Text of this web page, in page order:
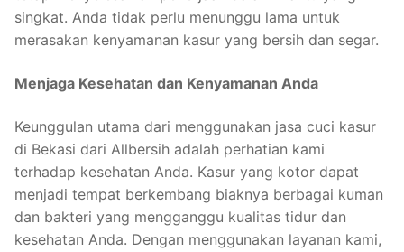
singkat. Anda tidak perlu menunggu lama untuk
merasakan kenyamanan kasur yang bersih dan segar.
Menjaga Kesehatan dan Kenyamanan Anda
Keunggulan utama dari menggunakan jasa cuci kasur
di Bekasi dari Allbersih adalah perhatian kami
terhadap kesehatan Anda. Kasur yang kotor dapat
menjadi tempat berkembang biaknya berbagai kuman
dan bakteri yang mengganggu kualitas tidur dan
kesehatan Anda. Dengan menggunakan layanan kami,